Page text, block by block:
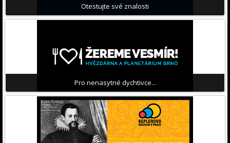
Otestujte své znalosti
Pro nenasytné dychtivce...